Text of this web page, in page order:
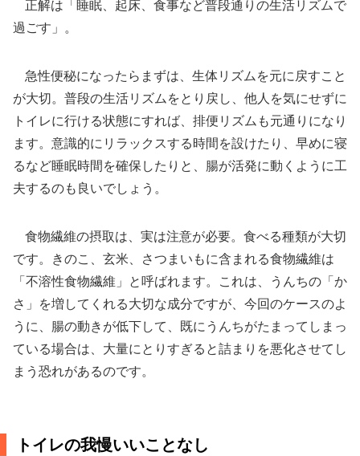
正解は「睡眠、起床、食事など普段通りの生活リズムで
過ごす」。
急性便秘になったらまずは、生体リズムを元に戻すこと
が大切。普段の生活リズムをとり戻し、他人を気にせずに
トイレに行ける状態にすれば、排便リズムも元通りになり
ます。意識的にリラックスする時間を設けたり、早めに寝
るなど睡眠時間を確保したりと、腸が活発に動くように工
夫するのも良いでしょう。
食物繊維の摂取は、実は注意が必要。食べる種類が大切
です。きのこ、玄米、さつまいもに含まれる食物繊維は
「不溶性食物繊維」と呼ばれます。これは、うんちの「か
さ」を増してくれる大切な成分ですが、今回のケースのよ
うに、腸の動きが低下して、既にうんちがたまってしまっ
ている場合は、大量にとりすぎると詰まりを悪化させてし
まう恐れがあるのです。
トイレの我慢いいことなし